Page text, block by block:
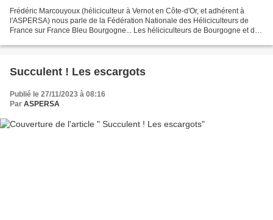
Frédéric Marcouyoux (héliciculteur à Vernot en Côte-d'Or, et adhérent à
l'ASPERSA) nous parle de la Fédération Nationale des Héliciculteurs de
France sur France Bleu Bourgogne... Les héliciculteurs de Bourgogne et de
Succulent ! Les escargots
Publié le 27/11/2023 à 08:16
Par ASPERSA